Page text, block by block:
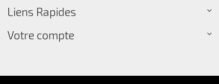
Liens Rapides
Votre compte